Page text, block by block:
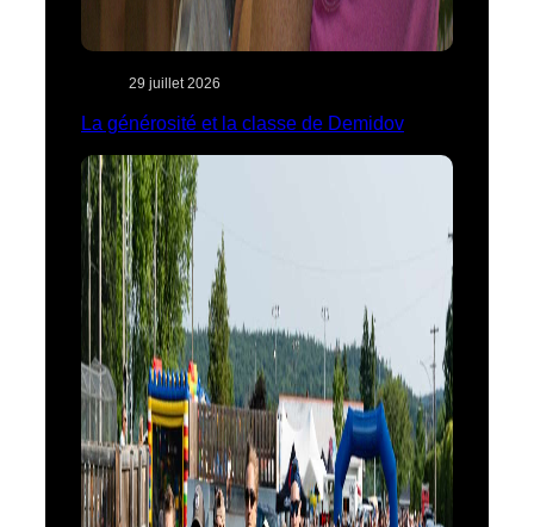
29 juillet 2026
La générosité et la classe de Demidov